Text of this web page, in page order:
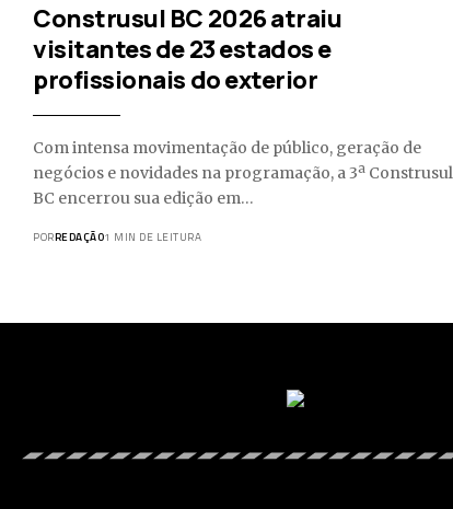
Construsul BC 2026 atraiu
visitantes de 23 estados e
profissionais do exterior
Com intensa movimentação de público, geração de
negócios e novidades na programação, a 3ª Construsul
BC encerrou sua edição em…
PORREDAÇÃO1 MIN DE LEITURA